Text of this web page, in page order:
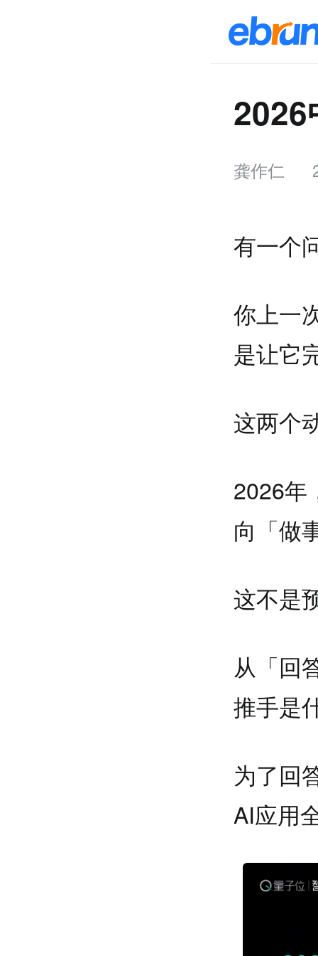
2026
龚作仁
有一个
你上一
是让它
这两个
2026年
向「做
这不是
从「回
推手是
为了回
AI应用